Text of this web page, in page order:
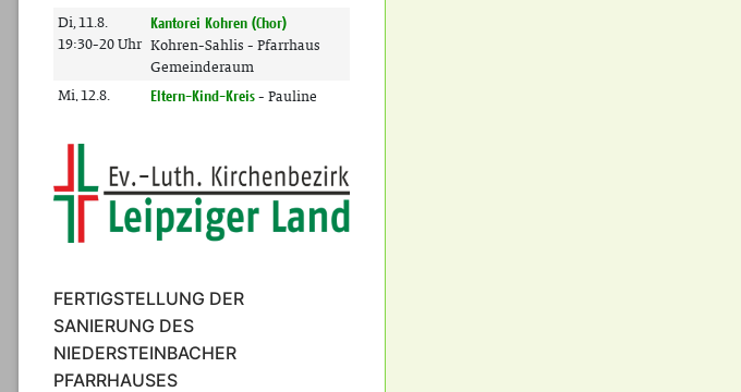
FERTIGSTELLUNG DER
SANIERUNG DES
NIEDERSTEINBACHER
PFARRHAUSES